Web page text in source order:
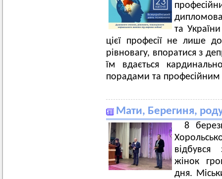
та
цієї професії не лише
рівновагу, впоратися з
їм вдається
порадами та професійним
Мати, Берегиня,
8
жінок
дня.